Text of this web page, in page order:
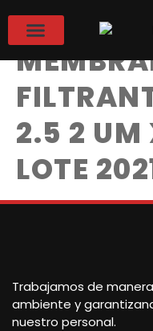
2.5 2
LOTE
Trabajamos de
ambiente y
nuestro personal.